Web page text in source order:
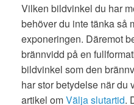
Vilken bildvinkel du har
behöver du inte tänka så
exponeringen. Däremot
brännvidd på en
bildvinkel som den
har stor betydelse när du
artikel omVälja slutartid.